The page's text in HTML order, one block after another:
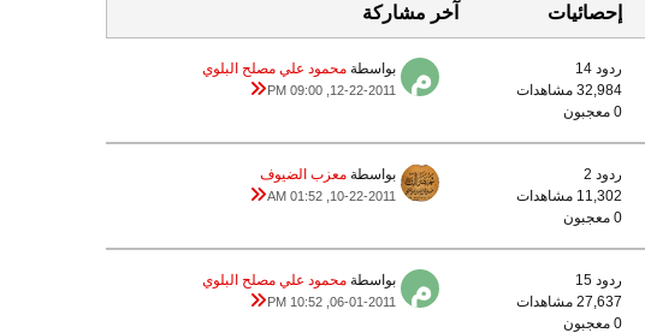
إحصائيات آخر مشاركة
ردود 14
32,984 مشاهدات
0 معجبون
بواسطة محمود علي مصلح البلوي
12-22-2011, 09:00 PM
ردود 2
11,302 مشاهدات
0 معجبون
بواسطة معزب الضيوف
10-22-2011, 01:52 AM
ردود 15
27,637 مشاهدات
0 معجبون
بواسطة محمود علي مصلح البلوي
06-01-2011, 10:52 PM